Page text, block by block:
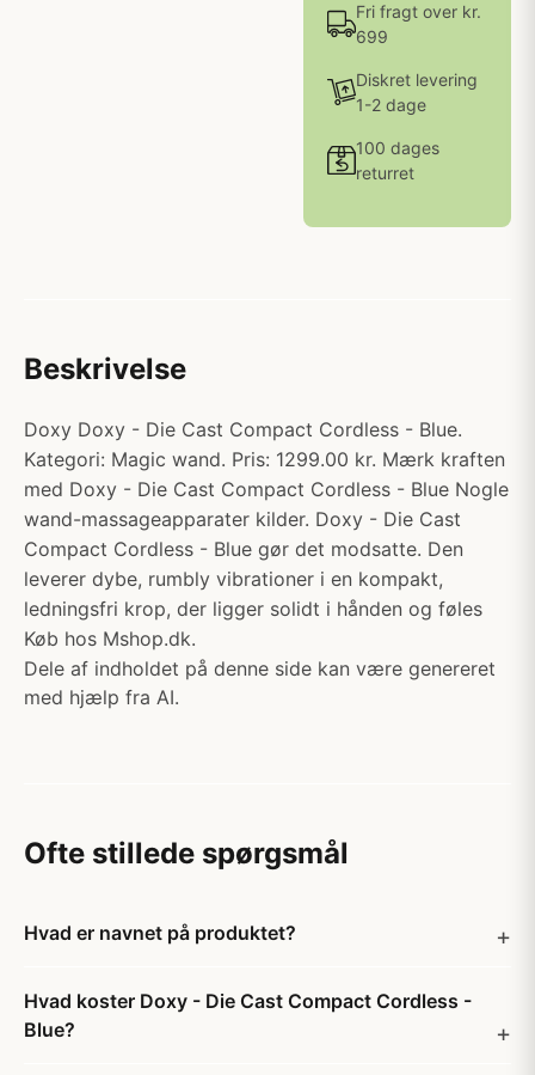
Fri fragt over kr.
699
Diskret levering
1-2 dage
100 dages
returret
Beskrivelse
Doxy Doxy - Die Cast Compact Cordless - Blue.
Kategori: Magic wand. Pris: 1299.00 kr. Mærk kraften
med Doxy - Die Cast Compact Cordless - Blue Nogle
wand-massageapparater kilder. Doxy - Die Cast
Compact Cordless - Blue gør det modsatte. Den
leverer dybe, rumbly vibrationer i en kompakt,
ledningsfri krop, der ligger solidt i hånden og føles
Køb hos Mshop.dk.
Dele af indholdet på denne side kan være genereret
med hjælp fra AI.
Ofte stillede spørgsmål
Hvad er navnet på produktet?
Hvad koster Doxy - Die Cast Compact Cordless -
Blue?